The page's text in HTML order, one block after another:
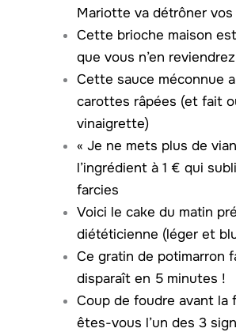
Mariotte va détrôner
Cette brioche maison
que vous n’en
Cette sauce méconnue
carottes râpées (et fait
vinaigrette)
« Je ne mets plus de
l’ingrédient à 1 € qui
farcies
Voici le cake du matin
diététicienne (léger et
Ce gratin de potimarron
disparaît en 5 minutes !
Coup de foudre avant la
êtes-vous l’un des 3